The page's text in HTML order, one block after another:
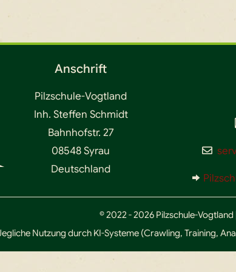
Anschrift
Pilzschule-Vogtland
Inh. Steffen Schmidt
Bahnhofstr. 27
08548 Syrau
Deutschland
© 2022 - 2026 Pilzschule-
Nutzung durch KI-Systeme (Crawling, Training,